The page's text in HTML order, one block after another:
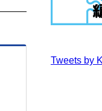
Tweets by